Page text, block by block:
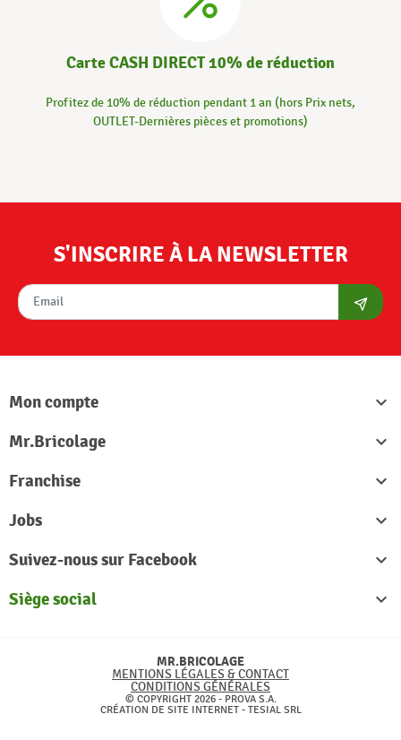
Carte CASH DIRECT 10% de réduction
Profitez de 10% de réduction pendant 1 an (hors Prix nets,
OUTLET-Dernières pièces et promotions)
S'INSCRIRE À LA NEWSLETTER
Mon compte

Mr.Bricolage

Franchise

Jobs

Suivez-nous sur Facebook

Siège social

MR.BRICOLAGE
MENTIONS LÉGALES & CONTACT
CONDITIONS GÉNÉRALES
© COPYRIGHT 2026 - PROVA S.A.
CRÉATION DE SITE INTERNET - TESIAL SRL